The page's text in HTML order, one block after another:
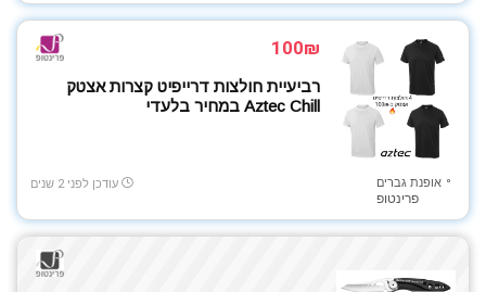
100₪
רביעיית חולצות דרייפיט קצרות אצטק
Aztec Chill במחיר בלעדי
אופנת גברים
פרינטופ
עודכן לפני 2 שנים